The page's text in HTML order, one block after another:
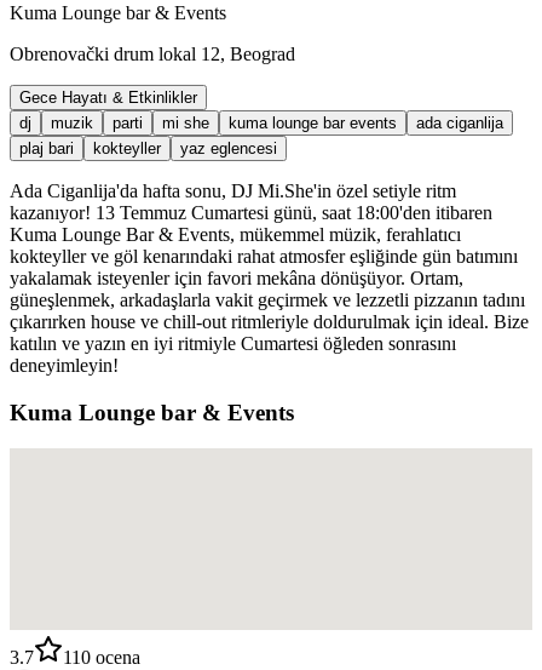
Kuma Lounge bar & Events
Obrenovački drum lokal 12, Beograd
Gece Hayatı & Etkinlikler
dj
muzik parti mi she kuma lounge bar events
ada ciganlija
plaj bari
kokteyller yaz eglencesi
Ada Ciganlija'da hafta sonu, DJ Mi.She'in özel setiyle ritm
kazanıyor! 13 Temmuz Cumartesi günü, saat 18:00'den itibaren
Kuma Lounge Bar & Events, mükemmel müzik, ferahlatıcı
kokteyller ve göl kenarındaki rahat atmosfer eşliğinde gün batımını
yakalamak isteyenler için favori mekâna dönüşüyor. Ortam,
güneşlenmek, arkadaşlarla vakit geçirmek ve lezzetli pizzanın tadını
çıkarırken house ve chill-out ritmleriyle doldurulmak için ideal. Bize
katılın ve yazın en iyi ritmiyle Cumartesi öğleden sonrasını
deneyimleyin!
Kuma Lounge bar & Events
3.7 110 ocena